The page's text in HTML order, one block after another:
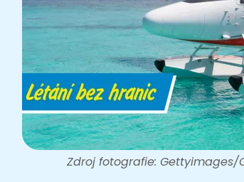
Zdroj fotografie: Gettyimages/